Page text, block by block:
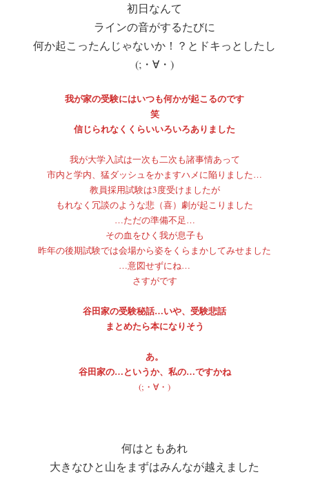
初日なんて
ラインの音がするたびに
何か起こったんじゃないか！？とドキっとしたし
(;・∀・)
我が家の受験にはいつも何かが起こるのです
笑
信じられなくくらいいろいろありました
我が大学入試は一次も二次も諸事情あって
市内と学内、猛ダッシュをかますハメに陥りました…
教員採用試験は3度受けましたが
もれなく冗談のような悲（喜）劇が起こりました
…ただの準備不足…
その血をひく我が息子も
昨年の後期試験では会場から姿をくらまかしてみせました
…意図せずにね…
さすがです
谷田家の受験秘話…いや、受験悲話
まとめたら本になりそう
あ。
谷田家の…というか、私の…ですかね
(;・∀・)
何はともあれ
大きなひと山をまずはみんなが越えました